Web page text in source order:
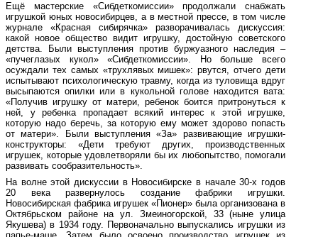
Ещё мастерские «Сибдеткомиссии» продолжали снабжать
игрушкой юных новосибирцев, а в местной прессе, в том числе
журнале «Красная сибирячка» разворачивалась дискуссия:
какой новое общество видит игрушку, достойную советского
детства. Были выступления против буржуазного наследия –
«пучеглазых кукол» «Сибдеткомиссии». Но больше всего
осуждали тех самых «трухлявых мишек»: рвутся, отчего дети
испытывают психологическую травму, когда из туловища вдруг
высыпаются опилки или в кукольной голове находится вата:
«Получив игрушку от матери, ребенок боится притронуться к
ней, у ребенка пропадает всякий интерес к этой игрушке,
которую надо беречь, за которую ему может здорово попасть
от матери». Были выступления «За» развивающие игрушки-
конструкторы: «Дети требуют других, производственных
игрушек, которые удовлетворяли бы их любопытство, помогали
развивать сообразительность».
На волне этой дискуссии в Новосибирске в начале 30-х годов
20 века развернулось создание фабрики игрушки.
Новосибирская фабрика игрушек «Пионер» была организована в
Октябрьском районе на ул. Змеиногорской, 33 (ныне улица
Якушева) в 1934 году. Первоначально выпускались игрушки из